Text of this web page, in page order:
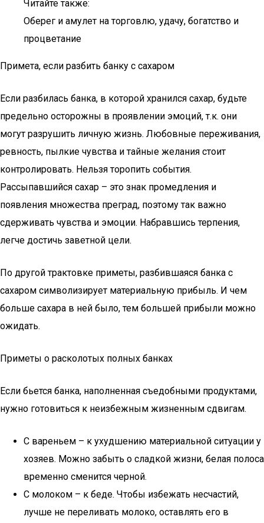
Читайте также:
Оберег и амулет на торговлю, удачу, богатство и
процветание
Примета, если разбить банку с сахаром
Если разбилась банка, в которой хранился сахар, будьте
предельно осторожны в проявлении эмоций, т.к. они
могут разрушить личную жизнь. Любовные переживания,
ревность, пылкие чувства и тайные желания стоит
контролировать. Нельзя торопить события.
Рассыпавшийся сахар – это знак промедления и
появления множества преград, поэтому так важно
сдерживать чувства и эмоции. Набравшись терпения,
легче достичь заветной цели.
По другой трактовке приметы, разбившаяся банка с
сахаром символизирует материальную прибыль. И чем
больше сахара в ней было, тем большей прибыли можно
ожидать.
Приметы о расколотых полных банках
Если бьется банка, наполненная съедобными продуктами,
нужно готовиться к неизбежным жизненным сдвигам.
С вареньем – к ухудшению материальной ситуации у
хозяев. Можно забыть о сладкой жизни, белая полоса
временно сменится черной.
С молоком – к беде. Чтобы избежать несчастий,
лучше не переливать молоко, оставлять его в